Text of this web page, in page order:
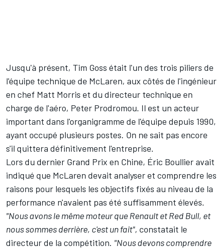
Jusqu'à présent, Tim Goss était l'un des trois piliers de
l'équipe technique de McLaren, aux côtés de l'ingénieur
en chef Matt Morris et du directeur technique en
charge de l'aéro, Peter Prodromou. Il est un acteur
important dans l'organigramme de l'équipe depuis 1990,
ayant occupé plusieurs postes. On ne sait pas encore
s'il quittera définitivement l'entreprise.
Lors du dernier Grand Prix en Chine, Éric Boullier avait
indiqué que McLaren devait analyser et comprendre les
raisons pour lesquels les objectifs fixés au niveau de la
performance n'avaient pas été suffisamment élevés.
"Nous avons le même moteur que Renault et Red Bull, et
nous sommes derrière, c'est un fait", constatait le
directeur de la compétition. "Nous devons comprendre